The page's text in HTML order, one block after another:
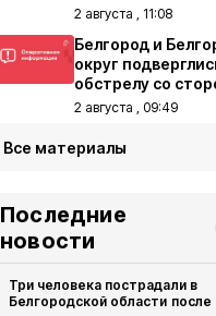
2 августа , 11:08
Белгород и
округ
обстрелу со
2 августа , 09:49
Все материалы
Последние
новости
Три человека пострадали в
Белгородской области после